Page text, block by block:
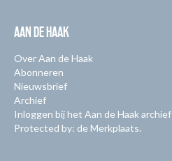
AAN DE HAAK
Over Aan de Haak
Abonneren
Nieuwsbrief
Archief
Inloggen bij het Aan de Haak archief
Protected by: de Merkplaats.